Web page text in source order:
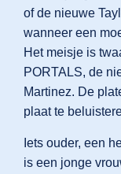
of de nieuwe
wanneer een
Het meisje is
PORTALS, de
Martinez. De
plaat te
Iets ouder, een
is een jonge